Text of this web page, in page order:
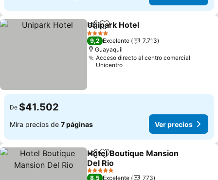
CompartirAgregar a favoritos
Unipark Hotel
4 Estrellas
9,2 Excelente
7.713
Guayaquil
Acceso directo al centro comercial
Unicentro
De $41.502
Mira precios de 7 páginas Ver precios
CompartirAgregar a favoritos
Hotel Boutique Mansion
Del Rio
5 Estrellas
8,5 Excelente 773